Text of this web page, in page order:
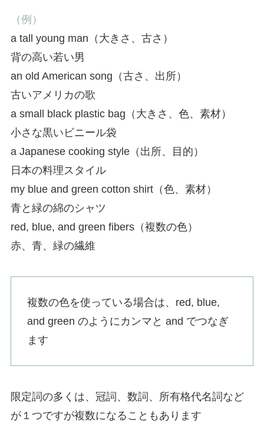
（例）
a tall young man（大きさ、古さ）
背の高い若い男
an old American song（古さ、出所）
古いアメリカの歌
a small black plastic bag（大きさ、色、素材）
小さな黒いビニール袋
a Japanese cooking style（出所、目的）
日本の料理スタイル
my blue and green cotton shirt（色、素材）
青と緑の綿のシャツ
red, blue, and green fibers（複数の色）
赤、青、緑の繊維
複数の色を使っている場合は、red, blue,
and green のようにカンマと and でつなぎ
ます
限定詞の多くは、冠詞、数詞、所有格代名詞など
が１つですが複数になることもあります